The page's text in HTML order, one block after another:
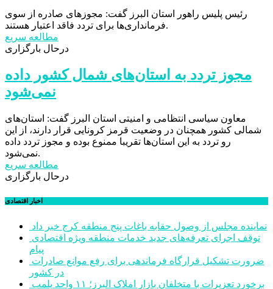
رئیس پلیس راهور استان البرز گفت: مجوزهای صادره از سوی
فرمانداری‌ها برای تردد فاقد اعتبار هستند.
مطالعه سریع
درحال بارگزاری
مجوز تردد به استان‌های شمال کشور داده
نمی‌شود
معاون سیاسی انتظامی و امنیتی استان البرز گفت: استان‌های
شمالی کشور همچنان در وضعیت قرمز کرونایی قرار دارند، از این
رو تردد به این استان‌ها تقریبا ممنوع بوده و مجوز تردد داده
نمی‌شود.
مطالعه سریع
درحال بارگزاری
اخبار اقتصادی
نماینده مجلس از وصول حقابه باغات پنج منطقه کرج خبر داد
پیام
در کشور